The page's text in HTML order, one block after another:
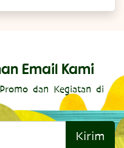
Email Kami
dan Kegiatan di
Kirim